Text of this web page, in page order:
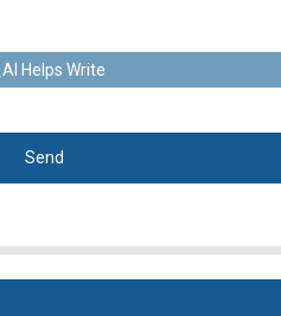
AI Helps Write
Send